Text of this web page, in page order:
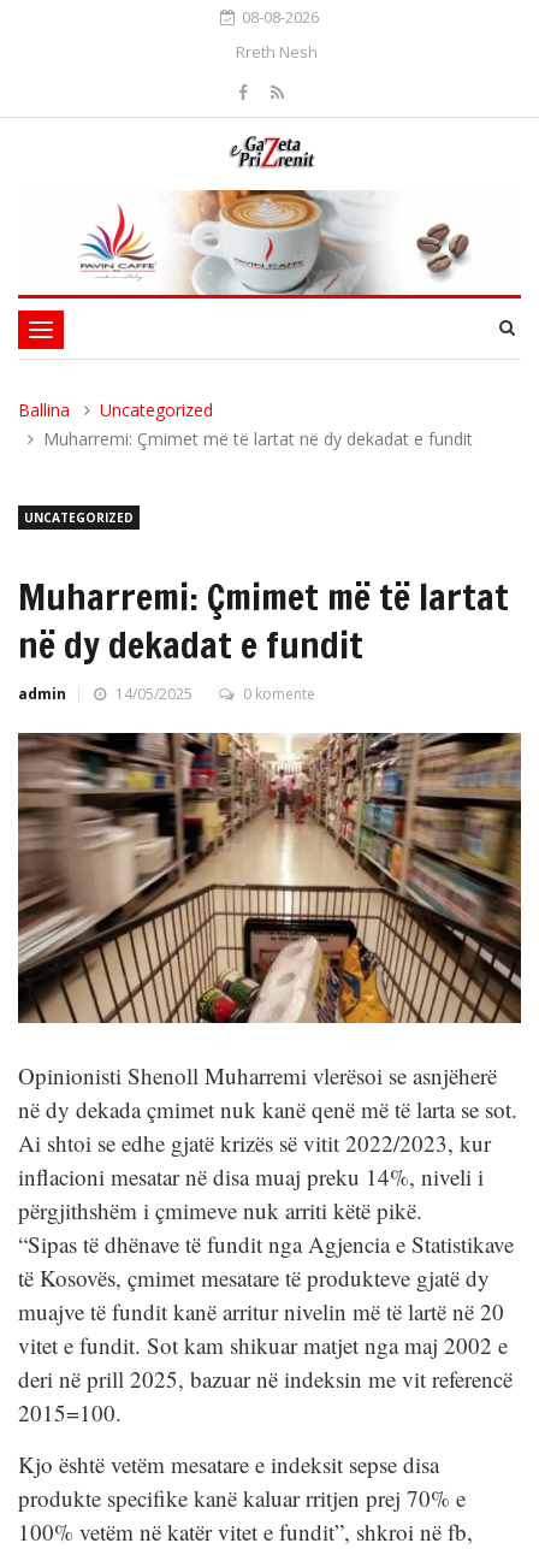
08-08-2026
Rreth Nesh
Toggle
navigation
Ballina
Uncategorized
Muharremi: Çmimet më të lartat në dy dekadat e fundit
UNCATEGORIZED
Muharremi: Çmimet më të lartat
në dy dekadat e fundit
admin 14/05/2025 0 komente
Opinionisti Shenoll Muharremi vlerësoi se asnjëherë
në dy dekada çmimet nuk kanë qenë më të larta se sot.
Ai shtoi se edhe gjatë krizës së vitit 2022/2023, kur
inflacioni mesatar në disa muaj preku 14%, niveli i
përgjithshëm i çmimeve nuk arriti këtë pikë.
“Sipas të dhënave të fundit nga Agjencia e Statistikave
të Kosovës, çmimet mesatare të produkteve gjatë dy
muajve të fundit kanë arritur nivelin më të lartë në 20
vitet e fundit. Sot kam shikuar matjet nga maj 2002 e
deri në prill 2025, bazuar në indeksin me vit referencë
2015=100.
Kjo është vetëm mesatare e indeksit sepse disa
produkte specifike kanë kaluar rritjen prej 70% e
100% vetëm në katër vitet e fundit”, shkroi në fb,